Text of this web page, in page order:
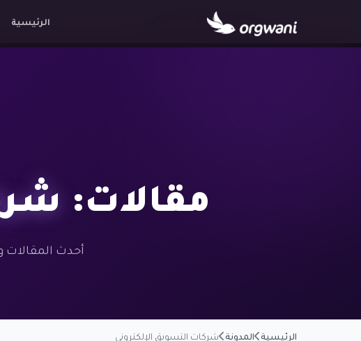
الرئيسية شركات التسويق الإلكتروني
مقالات:
أحدث المقالات
الرئيسية المدونة شركات التسويق الإلكتروني